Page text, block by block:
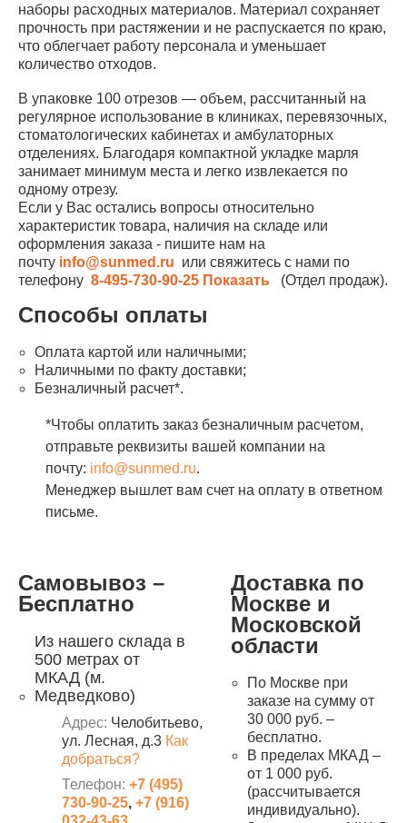
наборы расходных материалов. Материал сохраняет
прочность при растяжении и не распускается по краю,
что облегчает работу персонала и уменьшает
количество отходов.
В упаковке 100 отрезов — объем, рассчитанный на
регулярное использование в клиниках, перевязочных,
стоматологических кабинетах и амбулаторных
отделениях. Благодаря компактной укладке марля
занимает минимум места и легко извлекается по
одному отрезу.
Если у Вас остались вопросы относительно
характеристик товара, наличия на складе или
оформления заказа - пишите нам на
почту info@sunmed.ru или свяжитесь с нами по
телефону 8-495-730-90-25 Показать (Отдел продаж).
Способы оплаты
Оплата картой или наличными;
Наличными по факту доставки;
Безналичный расчет*.
*Чтобы оплатить заказ безналичным расчетом,
отправьте реквизиты вашей компании на
почту: info@sunmed.ru.
Менеджер вышлет вам счет на оплату в ответном
письме.
Самовывоз –
Бесплатно
Из нашего склада в
500 метрах от
МКАД (м.
Медведково)
Адрес: Челобитьево,
ул. Лесная, д.3 Как
добраться?
Телефон: +7 (495)
730-90-25, +7 (916)
Доставка по
Москве и
Московской
области
По Москве при
заказе на сумму от
30 000 руб. –
бесплатно.
В пределах МКАД –
от 1 000 руб.
(рассчитывается
индивидуально).